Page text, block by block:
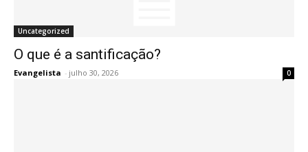
Uncategorized
O que é a santificação?
Evangelista - julho 30, 2026 0